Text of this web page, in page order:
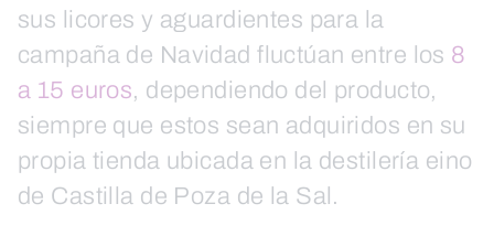
sus licores y aguardientes para la
campaña de Navidad fluctúan entre los 8
a 15 euros, dependiendo del producto,
siempre que estos sean adquiridos en su
propia tienda ubicada en la destilería eino
de Castilla de Poza de la Sal.